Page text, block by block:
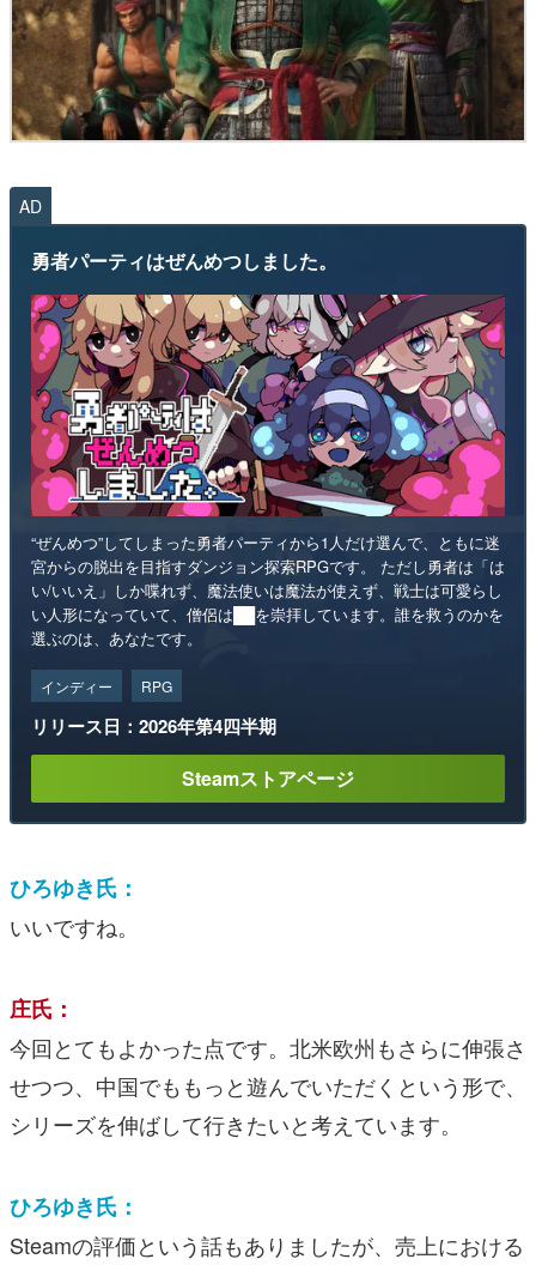
AD
勇者パーティはぜんめつしました。
“ぜんめつ”してしまった勇者パーティから1人だけ選んで、ともに迷
宮からの脱出を目指すダンジョン探索RPGです。 ただし勇者は「は
い/いいえ」しか喋れず、魔法使いは魔法が使えず、戦士は可愛らし
い人形になっていて、僧侶は██を崇拝しています。誰を救うのかを
選ぶのは、あなたです。
インディー RPG
リリース日：2026年第4四半期
Steamストアページ
ひろゆき氏：
いいですね。
庄氏：
今回とてもよかった点です。北米欧州もさらに伸張さ
せつつ、中国でももっと遊んでいただくという形で、
シリーズを伸ばして行きたいと考えています。
ひろゆき氏：
Steamの評価という話もありましたが、売上における